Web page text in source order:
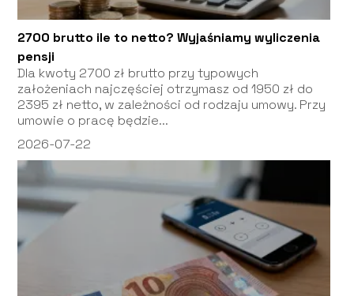
2700 brutto ile to netto? Wyjaśniamy wyliczenia
pensji
Dla kwoty 2700 zł brutto przy typowych
założeniach najczęściej otrzymasz od 1950 zł do
2395 zł netto, w zależności od rodzaju umowy. Przy
umowie o pracę będzie...
2026-07-22